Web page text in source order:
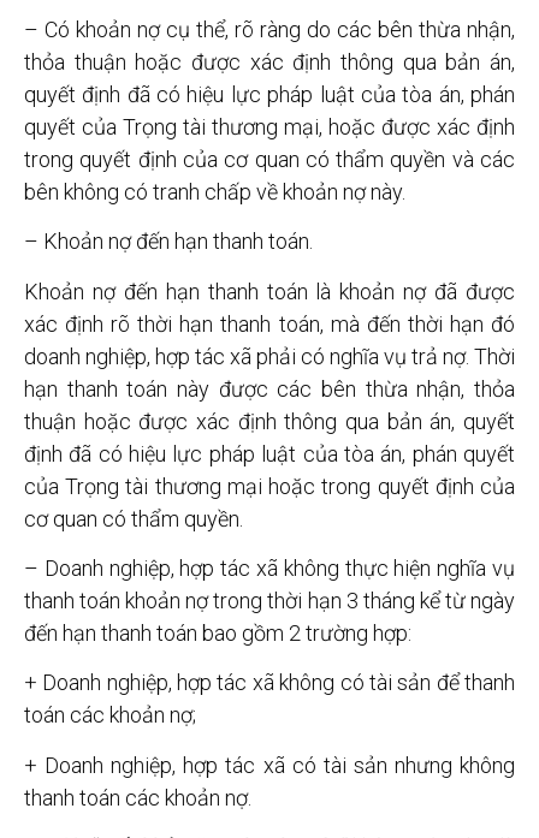
– Có khoản nợ cụ thể, rõ ràng do các bên thừa nhận,
thỏa thuận hoặc được xác định thông qua bản án,
quyết định đã có hiệu lực pháp luật của tòa án, phán
quyết của Trọng tài thương mại, hoặc được xác định
trong quyết định của cơ quan có thẩm quyền và các
bên không có tranh chấp về khoản nợ này.
– Khoản nợ đến hạn thanh toán.
Khoản nợ đến hạn thanh toán là khoản nợ đã được
xác định rõ thời hạn thanh toán, mà đến thời hạn đó
doanh nghiệp, hợp tác xã phải có nghĩa vụ trả nợ. Thời
hạn thanh toán này được các bên thừa nhận, thỏa
thuận hoặc được xác định thông qua bản án, quyết
định đã có hiệu lực pháp luật của tòa án, phán quyết
của Trọng tài thương mại hoặc trong quyết định của
cơ quan có thẩm quyền.
– Doanh nghiệp, hợp tác xã không thực hiện nghĩa vụ
thanh toán khoản nợ trong thời hạn 3 tháng kể từ ngày
đến hạn thanh toán bao gồm 2 trường hợp:
+ Doanh nghiệp, hợp tác xã không có tài sản để thanh
toán các khoản nợ;
+ Doanh nghiệp, hợp tác xã có tài sản nhưng không
thanh toán các khoản nợ.